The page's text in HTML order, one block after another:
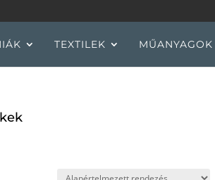
TEXTILEK MŰANYAGOK